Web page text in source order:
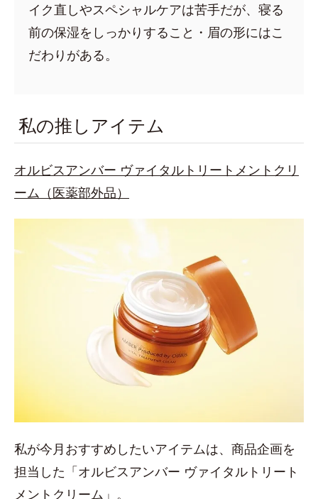
イク直しやスペシャルケアは苦手だが、寝る
前の保湿をしっかりすること・眉の形にはこ
だわりがある。
私の推しアイテム
オルビスアンバー ヴァイタルトリートメントクリ
ーム（医薬部外品）
私が今月おすすめしたいアイテムは、商品企画を
担当した「オルビスアンバー ヴァイタルトリート
メントクリーム」。